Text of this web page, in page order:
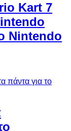
Kart 7
Nintendo